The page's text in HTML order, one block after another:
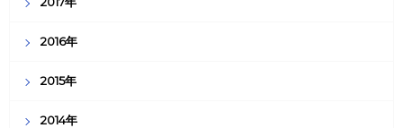
2016年
2015年
2014年